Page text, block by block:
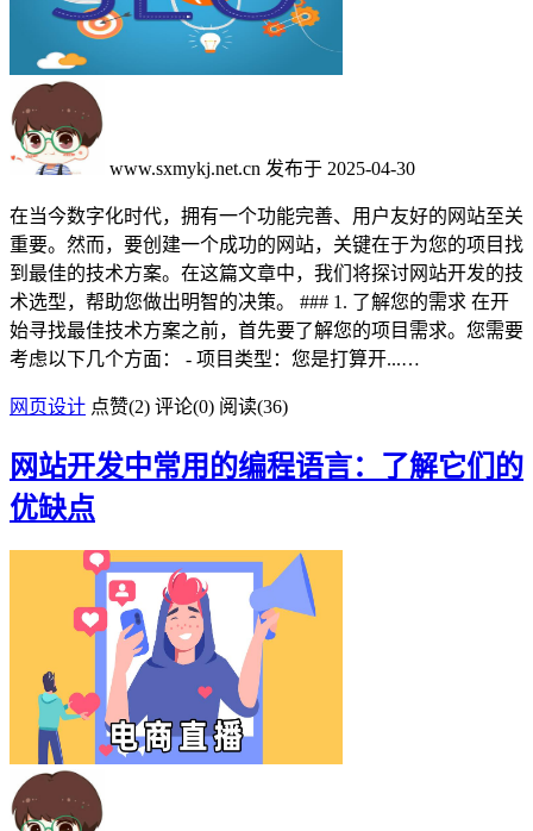
www.sxmykj.net.cn 发布于 2025-04-30
在当今数字化时代，拥有一个功能完善、用户友好的网站至关
重要。然而，要创建一个成功的网站，关键在于为您的项目找
到最佳的技术方案。在这篇文章中，我们将探讨网站开发的技
术选型，帮助您做出明智的决策。 ### 1. 了解您的需求 在开
始寻找最佳技术方案之前，首先要了解您的项目需求。您需要
考虑以下几个方面： - 项目类型：您是打算开...…
网页设计 点赞(2) 评论(0) 阅读(36)
网站开发中常用的编程语言：了解它们的
优缺点